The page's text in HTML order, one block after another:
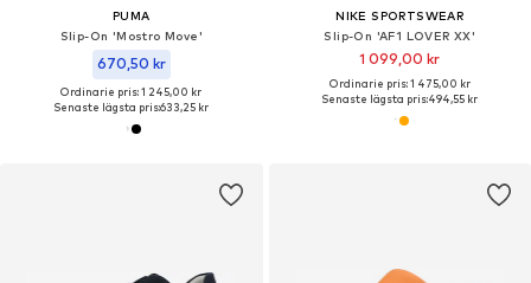
PUMA
Slip-On 'Mostro Move'
670,50 kr
Ordinarie pris: 1 245,00 kr
Senaste lägsta pris:633,25 kr
NIKE SPORTSWEAR
Slip-On 'AF1 LOVER XX'
1 099,00 kr
Ordinarie pris: 1 475,00 kr
Senaste lägsta pris:494,55 kr